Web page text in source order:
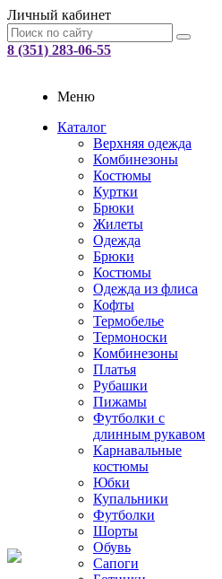
Личный кабинет
8 (351) 283-06-55
Меню
Каталог
Верхняя одежда
Комбинезоны
Костюмы
Куртки
Брюки
Жилеты
Одежда
Брюки
Костюмы
Одежда из флиса
Кофты
Термобелье
Термоноски
Комбинезоны
Платья
Рубашки
Пижамы
Футболки с
длинным рукавом
Карнавальные
костюмы
Юбки
Купальники
Футболки
Шорты
Обувь
Сапоги